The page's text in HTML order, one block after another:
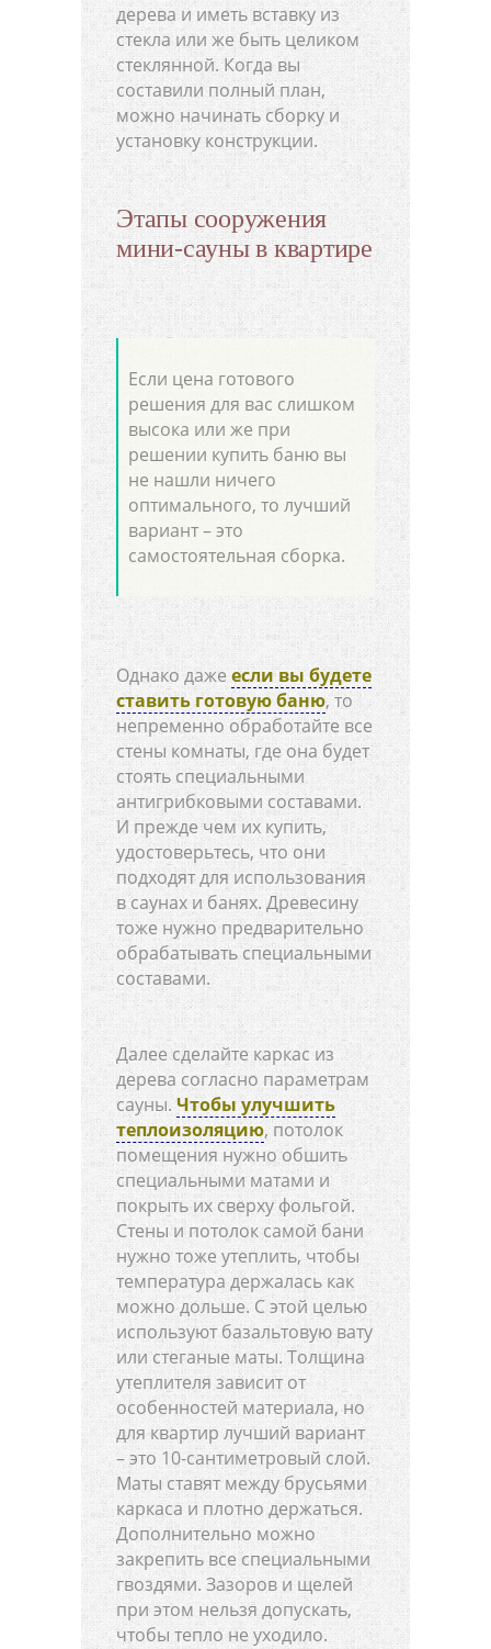
дерева и иметь вставку из
стекла или же быть целиком
стеклянной. Когда вы
составили полный план,
можно начинать сборку и
установку конструкции.
Этапы сооружения
мини-сауны в квартире
Если цена готового
решения для вас слишком
высока или же при
решении купить баню вы
не нашли ничего
оптимального, то лучший
вариант – это
самостоятельная сборка.
Однако дажеесли вы будете
ставить готовую баню, то
непременно обработайте все
стены комнаты, где она будет
стоять специальными
антигрибковыми составами.
И прежде чем их купить,
удостоверьтесь, что они
подходят для использования
в саунах и банях. Древесину
тоже нужно предварительно
обрабатывать специальными
составами.
Далее сделайте каркас из
дерева согласно параметрам
сауны. Чтобы улучшить
теплоизоляцию, потолок
помещения нужно обшить
специальными матами и
покрыть их сверху фольгой.
Стены и потолок самой бани
нужно тоже утеплить, чтобы
температура держалась как
можно дольше. С этой целью
используют базальтовую вату
или стеганые маты. Толщина
утеплителя зависит от
особенностей материала, но
для квартир лучший вариант
– это 10-сантиметровый слой.
Маты ставят между брусьями
каркаса и плотно держаться.
Дополнительно можно
закрепить все специальными
гвоздями. Зазоров и щелей
при этом нельзя допускать,
чтобы тепло не уходило.